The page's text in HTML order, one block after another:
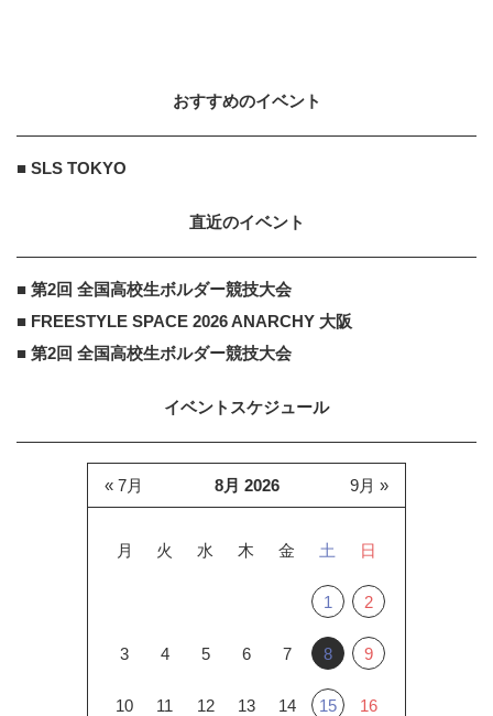
PR アイリスプラザ
アイリスプラザ
【大人気】ひんやり冷感寝具で快適
な睡眠をあなたに。
おすすめのイベント
■ SLS TOKYO
直近のイベント
■ 第2回 全国高校生ボルダー競技大会
■ FREESTYLE SPACE 2026 ANARCHY 大阪
■ 第2回 全国高校生ボルダー競技大会
イベントスケジュール
8月 2026
月 火 水 木 金 土 日
1 2
3 4 5 6 7 8 9
10 11 12 13 14 15 16
« 7月 9月 »